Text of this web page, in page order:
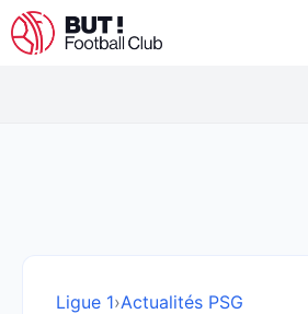
Aller
au
Ligue 1›Actualités PSG